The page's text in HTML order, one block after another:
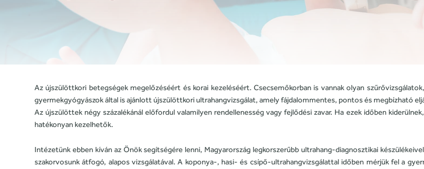
Az újszülöttkori betegségek megelőzéséért és korai kezeléséért. Csecsemőkorban is vannak olyan
gyermekgyógyászok által is ajánlott újszülöttkori ultrahangvizsgálat, amely fájdalommentes, pontos és megbízható
Az újszülöttek négy százalékánál előfordul valamilyen rendellenesség vagy fejlődési zavar. Ha ezek időben
hatékonyan kezelhetők.
Intézetünk ebben kíván az Önök segítségére lenni, Magyarország legkorszerűbb ultrahang-diagnosztikai
szakorvosunk átfogó, alapos vizsgálatával. A koponya-, hasi- és csípő-ultrahangvizsgálattal időben mérjük fel a